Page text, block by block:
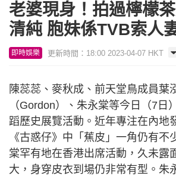
老婆現身！拍過檸檬
清純 胞妹係TVB索人
即時娛樂 更新時間：18:00 2023-04-07 HKT
陳蕊蕊、麥秋成、前天堂鳥成員葉
（Gordon）、朱永棠等今日（7日
蹈歷史展覽活動。近年專注在內地
《古惑仔》中「蕉皮」一角仍有不
棠罕有地在香港出席活動，久未露
大，身穿皮衣到場仍非常有型。朱